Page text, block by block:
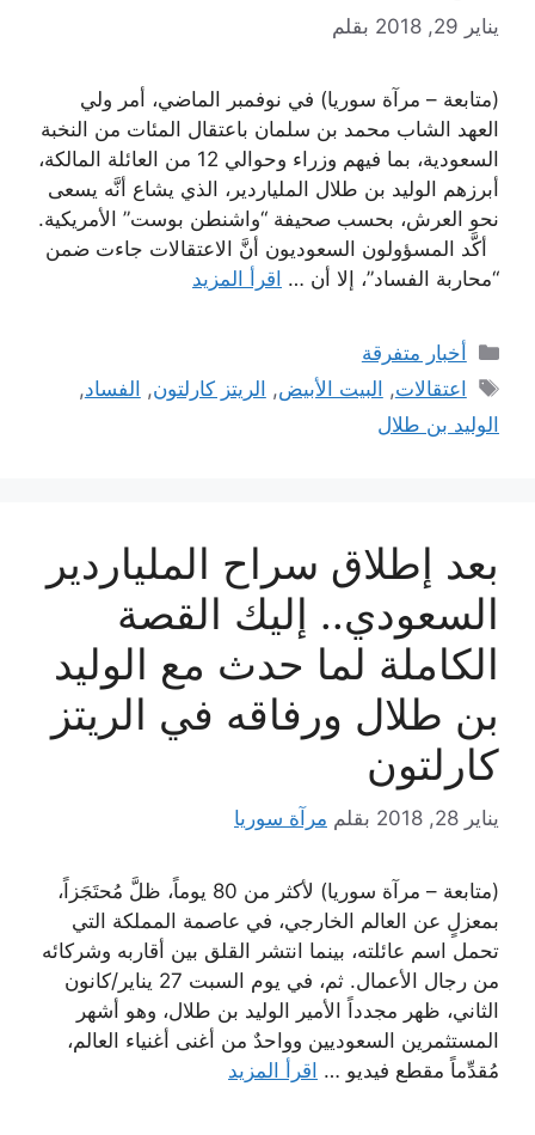
يناير 29, 2018 بقلم
(متابعة – مرآة سوريا) في نوفمبر الماضي، أمر ولي
العهد الشاب محمد بن سلمان باعتقال المئات من النخبة
السعودية، بما فيهم وزراء وحوالي 12 من العائلة المالكة،
أبرزهم الوليد بن طلال الملياردير، الذي يشاع أنَّه يسعى
نحو العرش، بحسب صحيفة “واشنطن بوست” الأمريكية.
أكَّد المسؤولون السعوديون أنَّ الاعتقالات جاءت ضمن
“محاربة الفساد”، إلا أن … اقرأ المزيد
التصنيفات
أخبار متفرقة
الوسوم
اعتقالات, البيت الأبيض, الريتز كارلتون, الفساد,
الوليد بن طلال
بعد إطلاق سراح الملياردير
السعودي.. إليك القصة
الكاملة لما حدث مع الوليد
بن طلال ورفاقه في الريتز
كارلتون
يناير 28, 2018 بقلم مرآة سوريا
(متابعة – مرآة سوريا) لأكثر من 80 يوماً، ظلَّ مُحتَجَزاً،
بمعزلٍ عن العالم الخارجي، في عاصمة المملكة التي
تحمل اسم عائلته، بينما انتشر القلق بين أقاربه وشركائه
من رجال الأعمال. ثم، في يوم السبت 27 يناير/كانون
الثاني، ظهر مجدداً الأمير الوليد بن طلال، وهو أشهر
المستثمرين السعوديين وواحدٌ من أغنى أغنياء العالم،
مُقدِّماً مقطع فيديو … اقرأ المزيد